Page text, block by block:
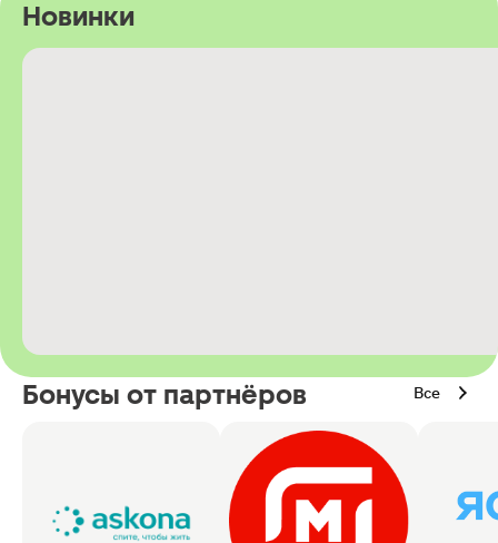
Новинки
Бонусы от партнёров Все